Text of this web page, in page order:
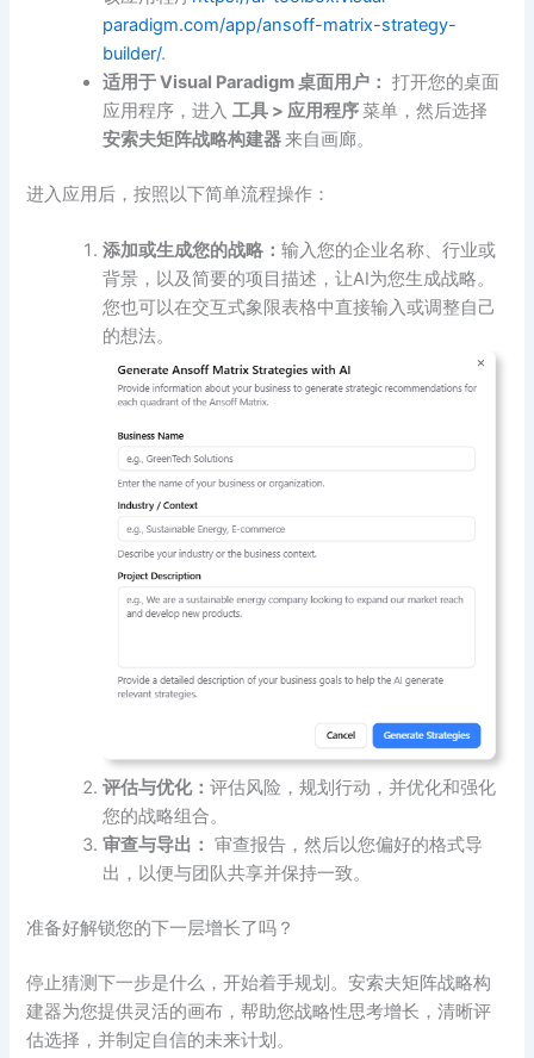
paradigm.com/app/ansoff-matrix-strategy-
builder/.
适用于 Visual Paradigm 桌面用户： 打开您的桌面
应用程序，进入工具 > 应用程序菜单，然后选择
安索夫矩阵战略构建器来自画廊。
进入应用后，按照以下简单流程操作：
添加或生成您的战略：输入您的企业名称、行业或
背景，以及简要的项目描述，让AI为您生成战略。
您也可以在交互式象限表格中直接输入或调整自己
的想法。
评估与优化：评估风险，规划行动，并优化和强化
您的战略组合。
审查与导出： 审查报告，然后以您偏好的格式导
出，以便与团队共享并保持一致。
准备好解锁您的下一层增长了吗？
停止猜测下一步是什么，开始着手规划。安索夫矩阵战略构
建器为您提供灵活的画布，帮助您战略性思考增长，清晰评
估选择，并制定自信的未来计划。